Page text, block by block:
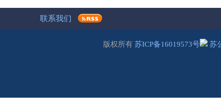
联系我们
版权所有 苏ICP备16019573号 苏